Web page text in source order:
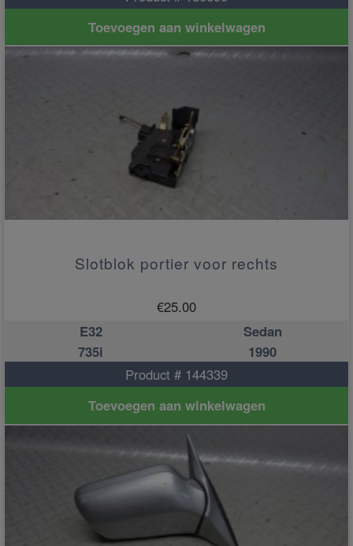
Toevoegen aan winkelwagen
Slotblok portier voor rechts
€25.00
E32
Sedan
735i
1990
Product # 144339
Toevoegen aan winkelwagen